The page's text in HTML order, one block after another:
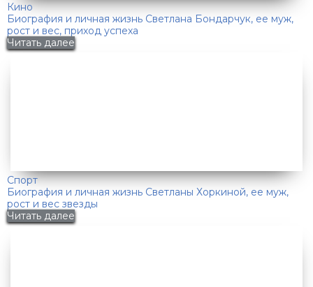
Кино
Биография и личная жизнь Светлана Бондарчук, ее муж,
рост и вес, приход успеха
Читать далее
Спорт
Биография и личная жизнь Светланы Хоркиной, ее муж,
рост и вес звезды
Читать далее